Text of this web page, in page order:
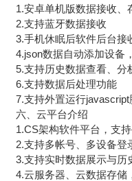
1.安卓单机版数据接收、
2.支持蓝牙数据接收
3.手机休眠后软件后台接
4.json数据自动添加设备
5.支持历史数据查看、分
6.支持数据后处理功能
7.支持外置运行javascript
六、云平台介绍
1.CS架构软件平台，支持
2.支持多帐号、多设备登
3.支持实时数据展示与历
4.云服务器、云数据存储